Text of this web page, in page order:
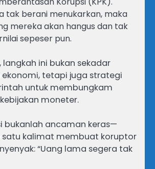
tak berani menukarkan, maka
mereka akan hangus dan tak
sepeser pun.
langkah ini bukan sekadar
tetapi juga strategi
untuk membungkam
moneter.
bukanlah ancaman keras—
satu kalimat membuat koruptor
“Uang lama segera tak